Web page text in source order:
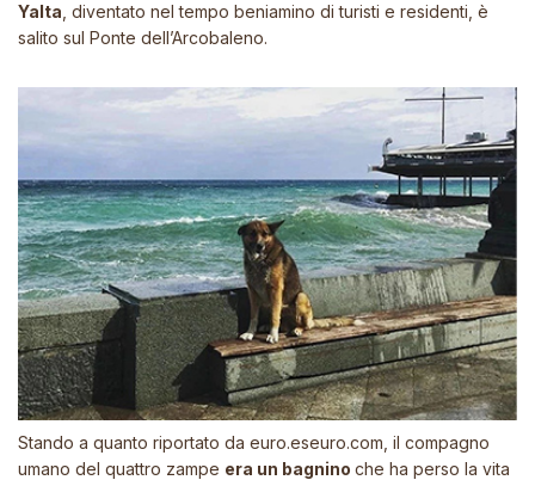
Yalta , diventato nel tempo beniamino di turisti e residenti, è
salito sul Ponte dell’Arcobaleno.
Stando a quanto riportato da euro.eseuro.com , il compagno
umano del quattro zampe era un bagnino che ha perso la vita